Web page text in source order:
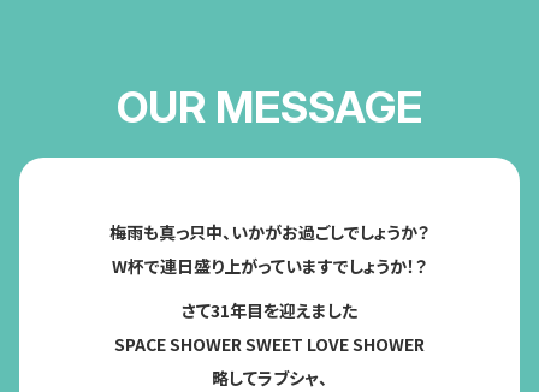
OUR MESSAGE
梅雨も真っ只中、いかがお過ごしでしょうか？
W杯で連日盛り上がっていますでしょうか！？
さて31年目を迎えました
SPACE SHOWER SWEET LOVE SHOWER
略してラブシャ、